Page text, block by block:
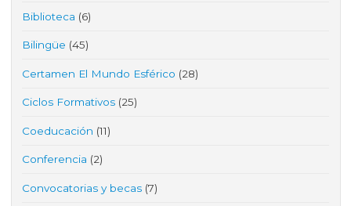
Biblioteca (6)
Bilingüe (45)
Certamen El Mundo Esférico (28)
Ciclos Formativos (25)
Coeducación (11)
Conferencia (2)
Convocatorias y becas (7)